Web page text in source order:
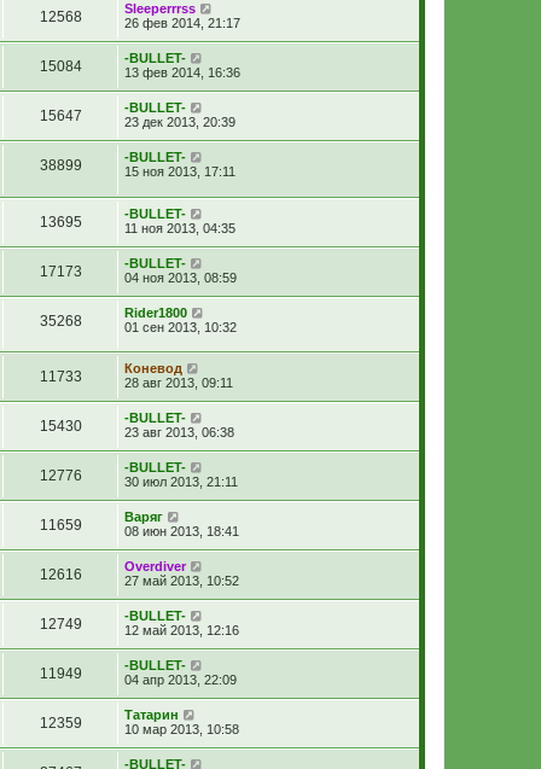
12568
Sleeperrrss
26 фев 2014, 21:17
15084
-BULLET-
13 фев 2014, 16:36
15647
-BULLET-
23 дек 2013, 20:39
38899
-BULLET-
15 ноя 2013, 17:11
13695
-BULLET-
11 ноя 2013, 04:35
17173
-BULLET-
04 ноя 2013, 08:59
35268
Rider1800
01 сен 2013, 10:32
11733
Коневод
28 авг 2013, 09:11
15430
-BULLET-
23 авг 2013, 06:38
12776
-BULLET-
30 июл 2013, 21:11
11659
Варяг
08 июн 2013, 18:41
12616
Overdiver
27 май 2013, 10:52
12749
-BULLET-
12 май 2013, 12:16
11949
-BULLET-
04 апр 2013, 22:09
12359
Татарин
10 мар 2013, 10:58
-BULLET-